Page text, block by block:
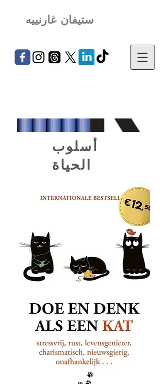
ستيفان غارنييه
أسلوب
الحياة